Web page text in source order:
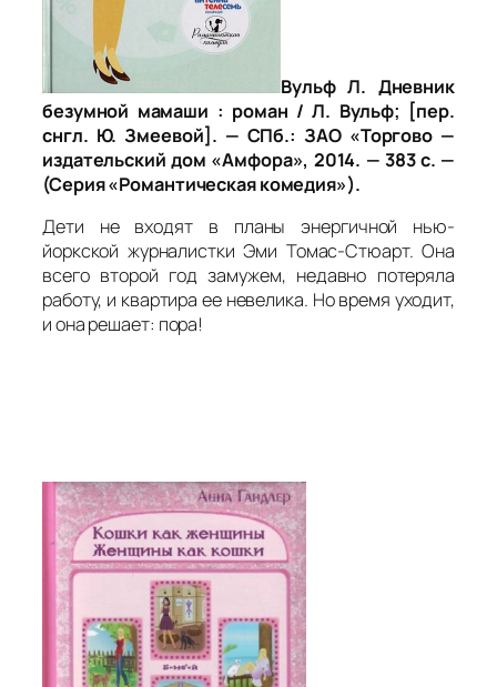
Вульф Л. Дневник
безумной мамаши : роман / Л. Вульф; [пер.
снгл. Ю. Змеевой]. — СПб.: ЗАО «Торгово —
издательский дом «Амфора», 2014. — 383 с. —
(Серия «Романтическая комедия»).
Дети не входят в планы энергичной нью-
йоркской журналистки Эми Томас-Стюарт. Она
всего второй год замужем, недавно потеряла
работу, и квартира ее невелика. Но время уходит,
и она решает: пора!